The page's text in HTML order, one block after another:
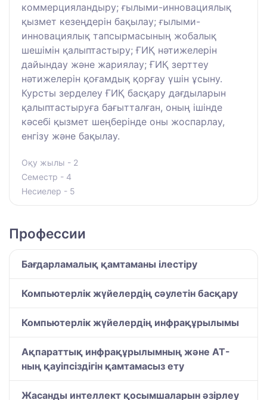
коммерцияландыру; ғылыми-инновациялық
қызмет кезеңдерін бақылау; ғылыми-
инновациялық тапсырмасының жобалық
шешімін қалыптастыру; ҒИҚ нәтижелерін
дайындау және жариялау; ҒИҚ зерттеу
нәтижелерін қоғамдық қорғау үшін ұсыну.
Курсты зерделеу ҒИҚ басқару дағдыларын
қалыптастыруға бағытталған, оның ішінде
кәсебі қызмет шеңберінде оны жоспарлау,
енгізу және бақылау.
Оқу жылы - 2
Семестр - 4
Несиелер - 5
Профессии
Бағдарламалық қамтаманы ілестіру
Компьютерлік жүйелердің сәулетін басқару
Компьютерлік жүйелердің инфрақұрылымы
Ақпараттық инфрақұрылымның және АТ-
ның қауіпсіздігін қамтамасыз ету
Жасанды интеллект қосымшаларын әзірлеу